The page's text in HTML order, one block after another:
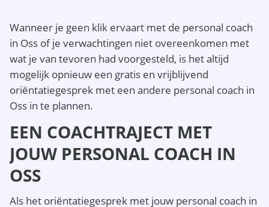
Wanneer je geen klik ervaart met de personal coach
in Oss of je verwachtingen niet overeenkomen met
wat je van tevoren had voorgesteld, is het altijd
mogelijk opnieuw een gratis en vrijblijvend
oriëntatiegesprek met een andere personal coach in
Oss in te plannen.
EEN COACHTRAJECT MET
JOUW PERSONAL COACH IN
OSS
Als het oriëntatiegesprek met jouw personal coach in